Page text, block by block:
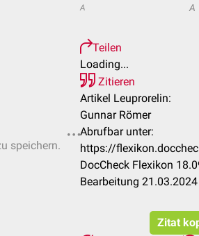
speichern.
A A
Teilen
Loading...
Zitieren
Artikel Leuprorelin:
Gunnar Römer
Abrufbar unter:
https://
DocCheck Flexikon
Bearbeitung 21.03.2024
Zitat